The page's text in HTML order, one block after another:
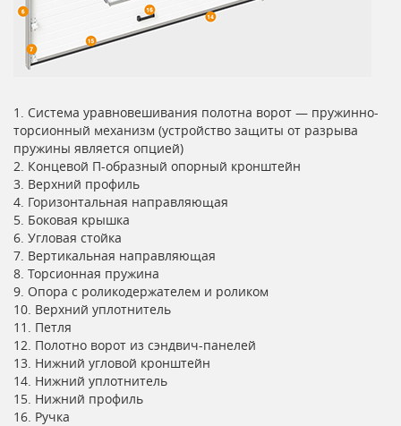
1. Система уравновешивания полотна ворот — пружинно-
торсионный механизм (устройство защиты от разрыва
пружины является опцией)
2. Концевой П-образный опорный кронштейн
3. Верхний профиль
4. Горизонтальная направляющая
5. Боковая крышка
6. Угловая стойка
7. Вертикальная направляющая
8. Торсионная пружина
9. Опора с роликодержателем и роликом
10. Верхний уплотнитель
11. Петля
12. Полотно ворот из сэндвич-панелей
13. Нижний угловой кронштейн
14. Нижний уплотнитель
15. Нижний профиль
16. Ручка